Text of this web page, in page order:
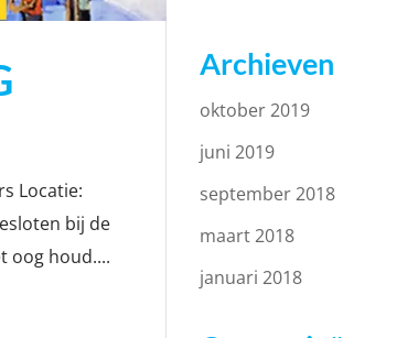
Locatie:
bij de
oog houd....
Archieven
oktober 2019
juni 2019
september 2018
maart 2018
januari 2018